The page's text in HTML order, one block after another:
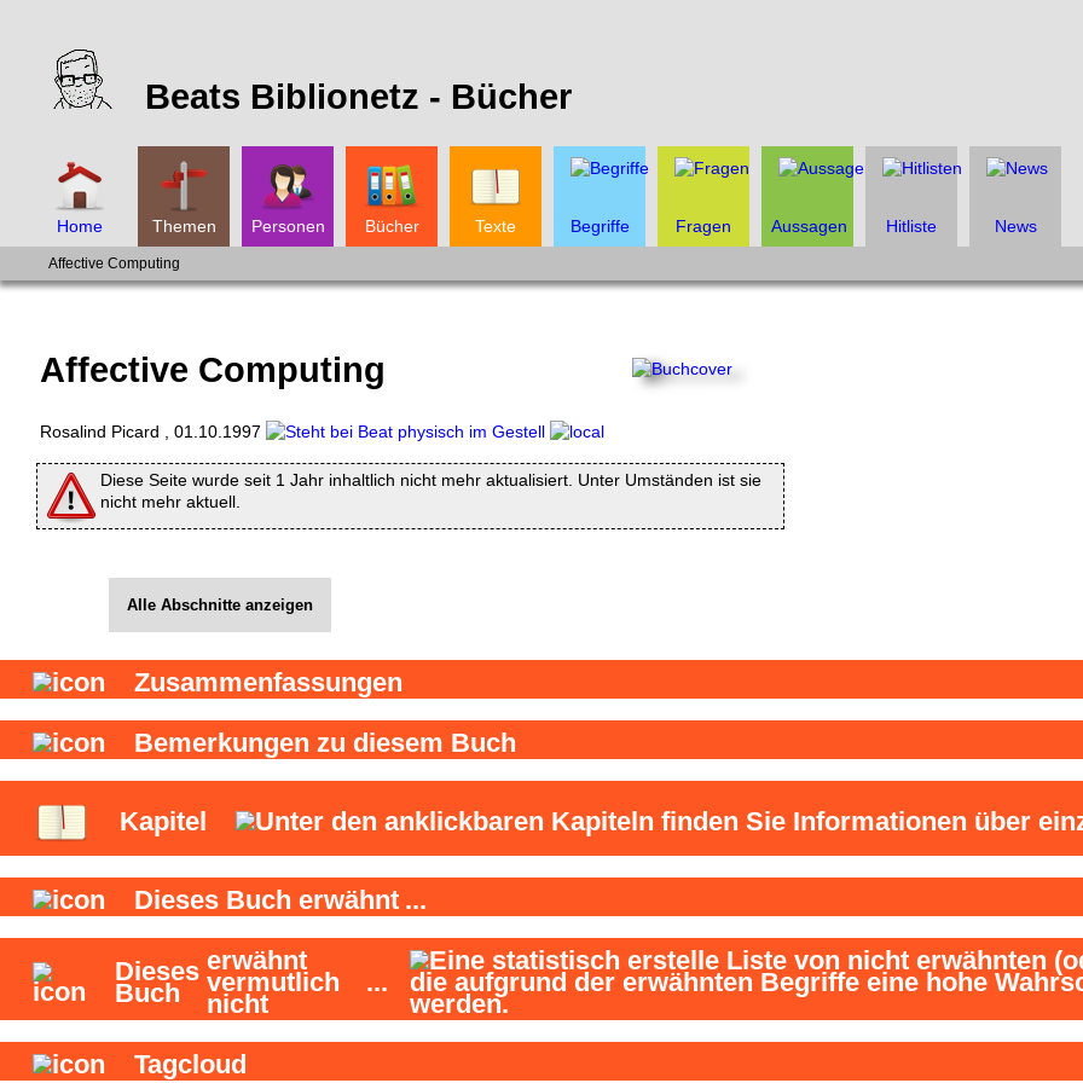
Beats Biblionetz - Bücher
Home Themen Personen Bücher Texte Begriffe Fragen Aussagen Hitliste News
Affective Computing
Affective Computing
Rosalind Picard 01.10.1997
Diese Seite wurde seit 1 Jahr inhaltlich nicht mehr aktualisiert. Unter Umständen ist sie
nicht mehr aktuell.
Alle Abschnitte anzeigen
Zusammenfassungen
Bemerkungen zu diesem Buch
Kapitel
Dieses Buch erwähnt ...
Dieses
Buch
erwähnt
vermutlich
nicht
...
Tagcloud